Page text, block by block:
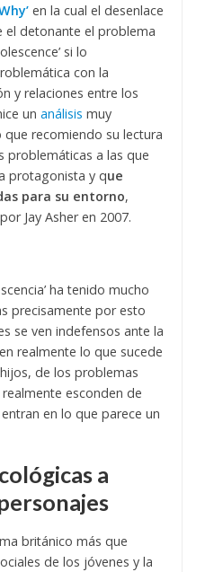
en la cual el desenlace
el detonante el problema
si lo
con la
y relaciones entre los
un análisis muy
recomiendo su lectura
problemáticas a las que
protagonista y que
para su entorno,
Jay Asher en 2007.
ha tenido mucho
precisamente por esto
se ven indefensos ante la
realmente lo que sucede
de los problemas
esconden de
en lo que parece un
a
británico más que
de los jóvenes y la